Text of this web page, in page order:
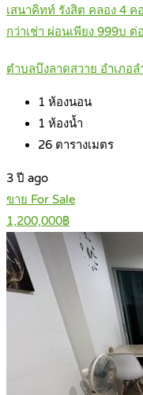
เสนาคิทท์ รังสิต คลอง 4
กว่าเช่า ผ่อนเพียง 999บ
ตำบลบึงลาดสวาย อำเภอ
1 ห้องนอน
1 ห้องน้ำ
26 ตารางเมตร
3 ปี ago
ขาย For Sale
1,200,000฿